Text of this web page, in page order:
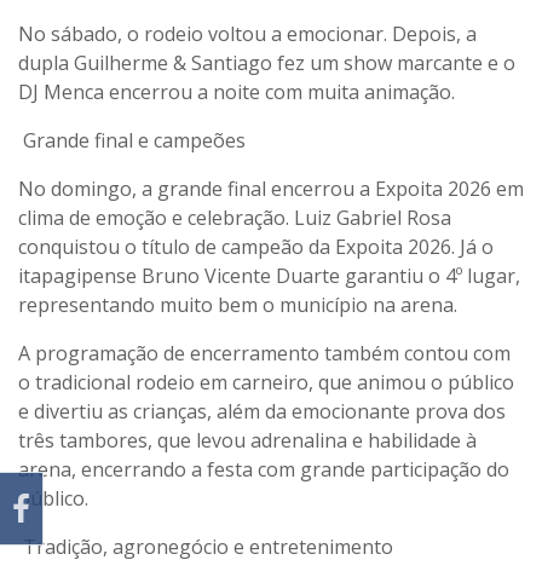
No sábado, o rodeio voltou a emocionar. Depois, a
dupla Guilherme & Santiago fez um show marcante e o
DJ Menca encerrou a noite com muita animação.
Grande final e campeões
No domingo, a grande final encerrou a Expoita 2026 em
clima de emoção e celebração. Luiz Gabriel Rosa
conquistou o título de campeão da Expoita 2026. Já o
itapagipense Bruno Vicente Duarte garantiu o 4º lugar,
representando muito bem o município na arena.
A programação de encerramento também contou com
o tradicional rodeio em carneiro, que animou o público
e divertiu as crianças, além da emocionante prova dos
três tambores, que levou adrenalina e habilidade à
arena, encerrando a festa com grande participação do
público.
Tradição, agronegócio e entretenimento